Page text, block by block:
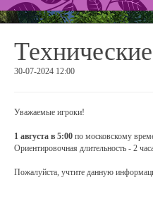
30-07-2024 12:00
Уважаемые игроки!
1 августа в 5:00 по московскому
Ориентировочная длительность - 2
Пожалуйста, учтите данную